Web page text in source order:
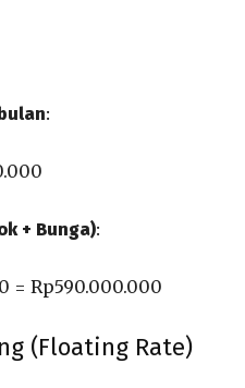
:
+ Bunga):
= Rp590.000.000
(Floating Rate)